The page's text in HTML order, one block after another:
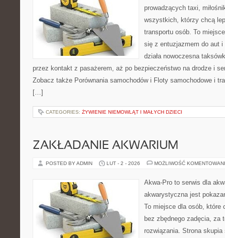
prowadzących taxi,
wszystkich, którzy chcą
transportu osób. To
się z entuzjazmem do aut
działa nowoczesna
przez kontakt z pasażerem, aż po bezpieczeństwo na drodze i
Zobacz także Porównania samochodów i Floty samochodowe i
[…]
CATEGORIES: ŻYWIENIE NIEMOWLĄT I MAŁYCH DZIECI
ZAKŁADANIE AKWARIUM
POSTED BY ADMIN LUT - 2 - 2026 MOŻLIWOŚĆ
Akwa-Pro to serwis dla
akwarystyczna jest
To miejsce dla osób, które
bez zbędnego zadęcia, za
rozwiązania. Strona